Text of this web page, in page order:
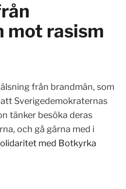
mot rasism
från brandmän, som
Sverigedemokraternas
tänker besöka deras
och gå gärna med i
med Botkyrka